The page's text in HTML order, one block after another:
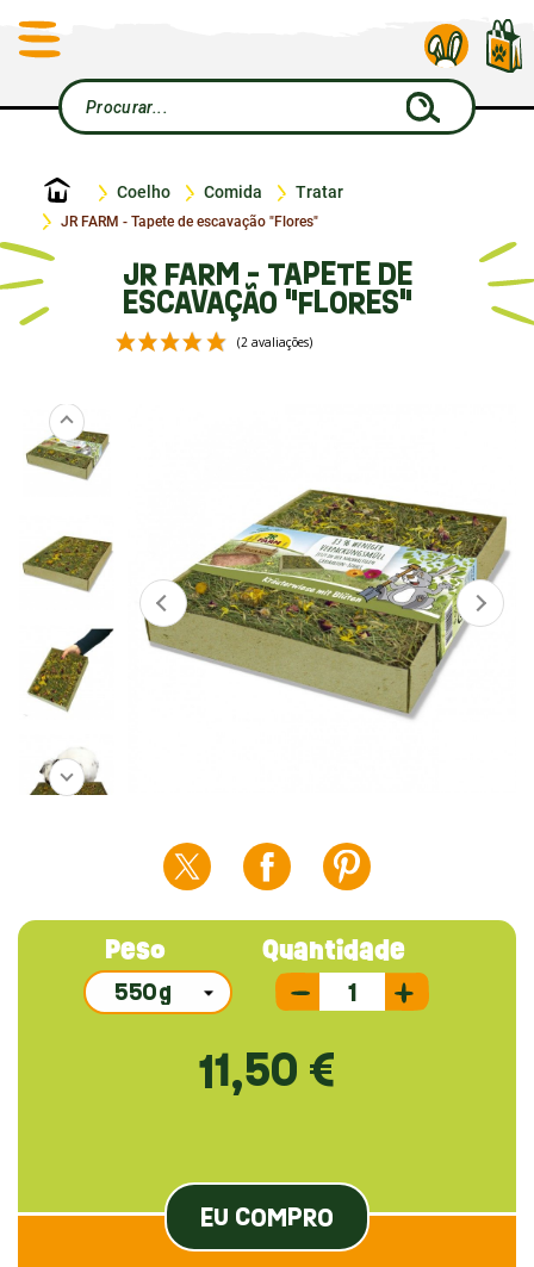
Início Coelho Comida Tratar
JR FARM - Tapete de escavação "Flores"
JR FARM - TAPETE DE
ESCAVAÇÃO "FLORES"
Quantidade
Peso
11,50 €
EU COMPRO